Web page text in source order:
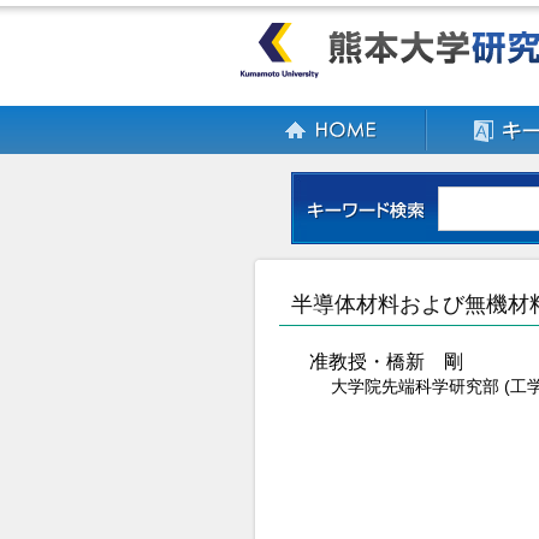
半導体材料および無機材
准教授・橋新 剛
大学院先端科学研究部 (